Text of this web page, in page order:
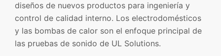
diseños de nuevos productos para ingeniería y
control de calidad interno. Los electrodomésticos
y las bombas de calor son el enfoque principal de
las pruebas de sonido de UL Solutions.